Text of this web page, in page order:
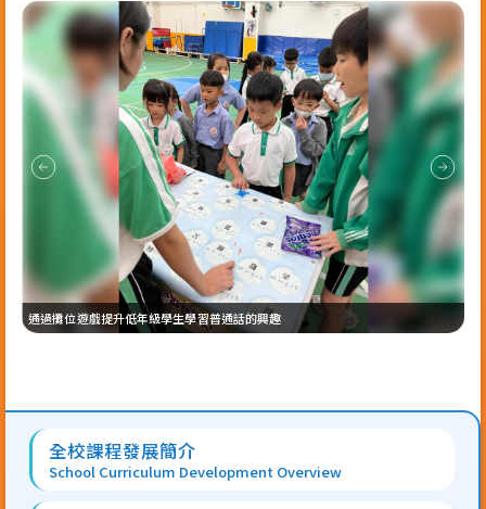
通過攤位遊戲提升低年級學生學習普通話的興趣
Main
navigation
全校課程發展簡介
School Curriculum Development Overview